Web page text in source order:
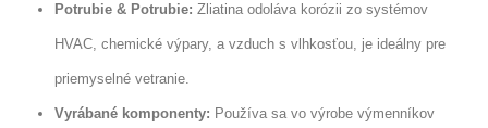
Potrubie & Potrubie: Zliatina odoláva korózii zo systémov
HVAC, chemické výpary, a vzduch s vlhkosťou, je ideálny pre
priemyselné vetranie.
Vyrábané komponenty: Používa sa vo výrobe výmenníkov